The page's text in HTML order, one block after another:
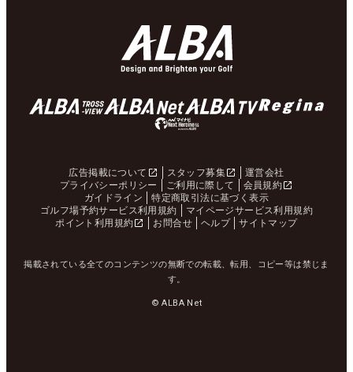
広告掲載について スタッフ募集
運営会社
プライバシーポリシー
ご利用に際して
会員規約
ガイドライン
特定商取引法に基づく表示
ゴルフ場予約サービス利用規約
マイページサービス利用規約
ポイント利用規約
お問合せ ヘルプ サイトマップ
掲載されている全てのコンテンツの無断での転載、転用、コピー等は禁じま
す。
© ALBA Net